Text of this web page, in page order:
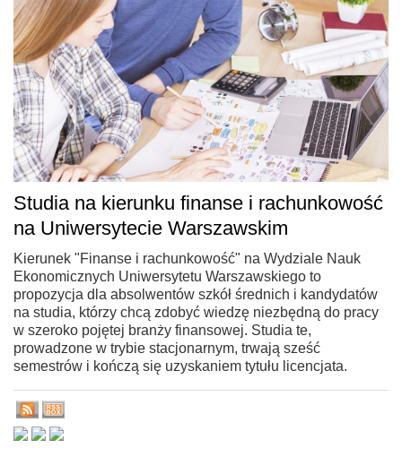
Studia na kierunku finanse i rachunkowość
na Uniwersytecie Warszawskim
Kierunek "Finanse i rachunkowość" na Wydziale Nauk
Ekonomicznych Uniwersytetu Warszawskiego to
propozycja dla absolwentów szkół średnich i kandydatów
na studia, którzy chcą zdobyć wiedzę niezbędną do pracy
w szeroko pojętej branży finansowej. Studia te,
prowadzone w trybie stacjonarnym, trwają sześć
semestrów i kończą się uzyskaniem tytułu licencjata.